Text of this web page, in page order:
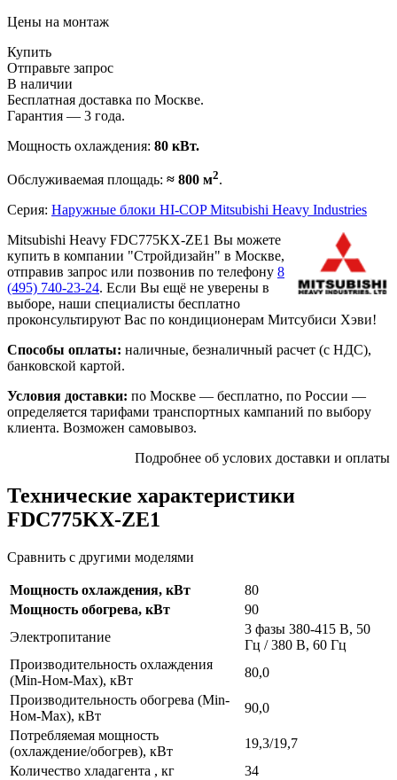
Цены на монтаж
Купить
Отправьте запрос
В наличии
Бесплатная доставка по Москве.
Гарантия — 3 года.
Мощность охлаждения: 80 кВт.
Обслуживаемая площадь: ≈ 800 м2.
Серия: Наружные блоки HI-COP Mitsubishi Heavy Industries
Mitsubishi Heavy FDC775KX-ZE1 Вы можете
купить в компании "Стройдизайн" в Москве,
отправив запрос или позвонив по телефону 8
(495) 740-23-24. Если Вы ещё не уверены в
выборе, наши специалисты бесплатно
проконсультируют Вас по кондиционерам Митсубиси Хэви!
Способы оплаты: наличные, безналичный расчет (с НДС),
банковской картой.
Условия доставки: по Москве — бесплатно, по России —
определяется тарифами транспортных кампаний по выбору
клиента. Возможен самовывоз.
Подробнее об услових доставки и оплаты
Технические характеристики
FDC775KX-ZE1
Сравнить с другими моделями
Мощность охлаждения, кВт
80
Мощность обогрева, кВт
90
Электропитание
3 фазы 380-415 В, 50
Гц / 380 В, 60 Гц
Производительность охлаждения
(Min-Ном-Max), кВт
80,0
Производительность обогрева (Min-
Ном-Max), кВт
90,0
Потребляемая мощность
(охлаждение/обогрев), кВт
19,3/19,7
Количество хладагента , кг
34